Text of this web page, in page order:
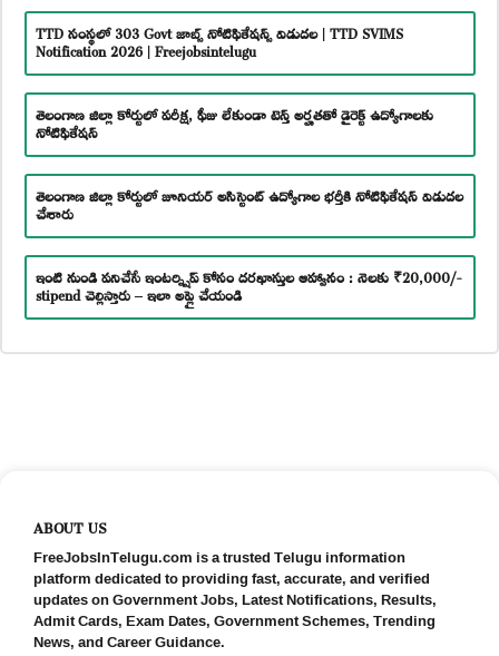
TTD సంస్థలో 303 Govt జాబ్స్ నోటిఫికేషన్స్ విడుదల | TTD SVIMS
Notification 2026 | Freejobsintelugu
తెలంగాణ జిల్లా కోర్టులో పరీక్ష, ఫీజు లేకుండా టెన్త్ అర్హతతో డైరెక్ట్ ఉద్యోగాలకు
నోటిఫికేషన్
తెలంగాణ జిల్లా కోర్టులో జూనియర్ అసిస్టెంట్ ఉద్యోగాల భర్తీకి నోటిఫికేషన్ విడుదల
చేశారు
ఇంటి నుండి పనిచేసే ఇంటర్న్షిప్ కోసం దరఖాస్తుల ఆహ్వానం : నెలకు ₹20,000/-
stipend చెల్లిస్తారు – ఇలా అప్లై చేయండి
ABOUT US
FreeJobsInTelugu.com is a trusted Telugu information
platform dedicated to providing fast, accurate, and verified
updates on Government Jobs, Latest Notifications, Results,
Admit Cards, Exam Dates, Government Schemes, Trending
News, and Career Guidance.